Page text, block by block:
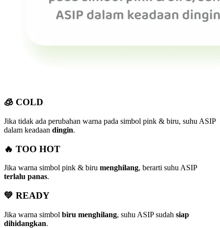
🧊 COLD
Jika tidak ada perubahan warna pada simbol pink & biru, suhu ASIP
dalam keadaan dingin.
🔥 TOO HOT
Jika warna simbol pink & biru menghilang, berarti suhu ASIP
terlalu panas.
💚 READY
Jika warna simbol biru menghilang, suhu ASIP sudah siap
dihidangkan.